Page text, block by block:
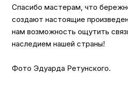
Спасибо мастерам, что
создают настоящие
нам возможность ощутить
наследием нашей страны!
Фото Эдуарда Ретунского.